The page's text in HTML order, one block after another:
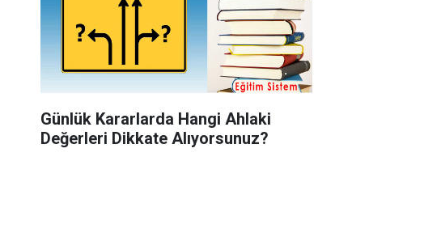
Günlük Kararlarda Hangi Ahlaki
Değerleri Dikkate Alıyorsunuz?